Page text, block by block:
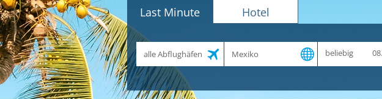
Last Minute Hotel
Abflughafen
Zeitraum
beliebig